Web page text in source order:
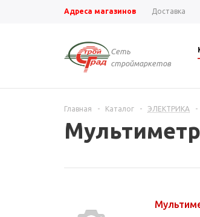
Адреса магазинов Доставка
Сеть
строймаркетов
Главная - Каталог - ЭЛЕКТРИКА -